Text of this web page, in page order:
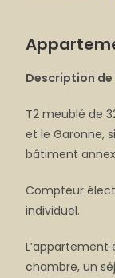
Description
T2 meublé de
et le Garonne,
bâtiment
Compteur
individuel.
chambre, un